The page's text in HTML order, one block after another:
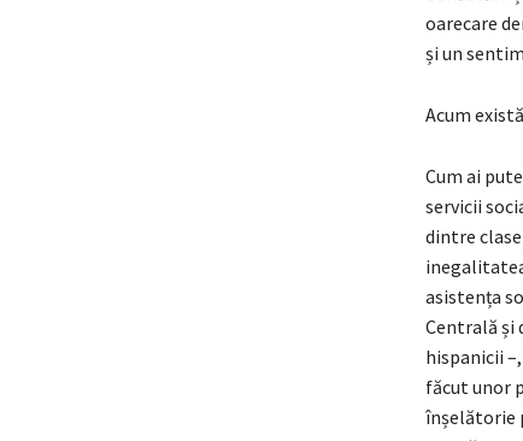
oarecare
și un
Acum
Cum ai
servicii
dintre
asistența
Centrală și
hispanicii
făcut unor
înșelătorie